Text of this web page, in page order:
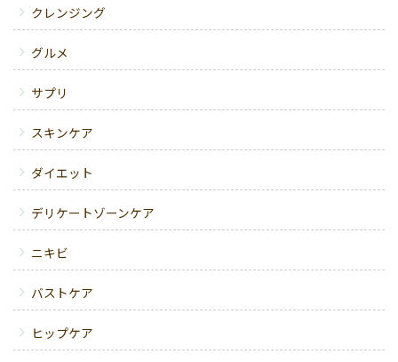
クレンジング
グルメ
サプリ
スキンケア
ダイエット
デリケートゾーンケア
ニキビ
バストケア
ヒップケア